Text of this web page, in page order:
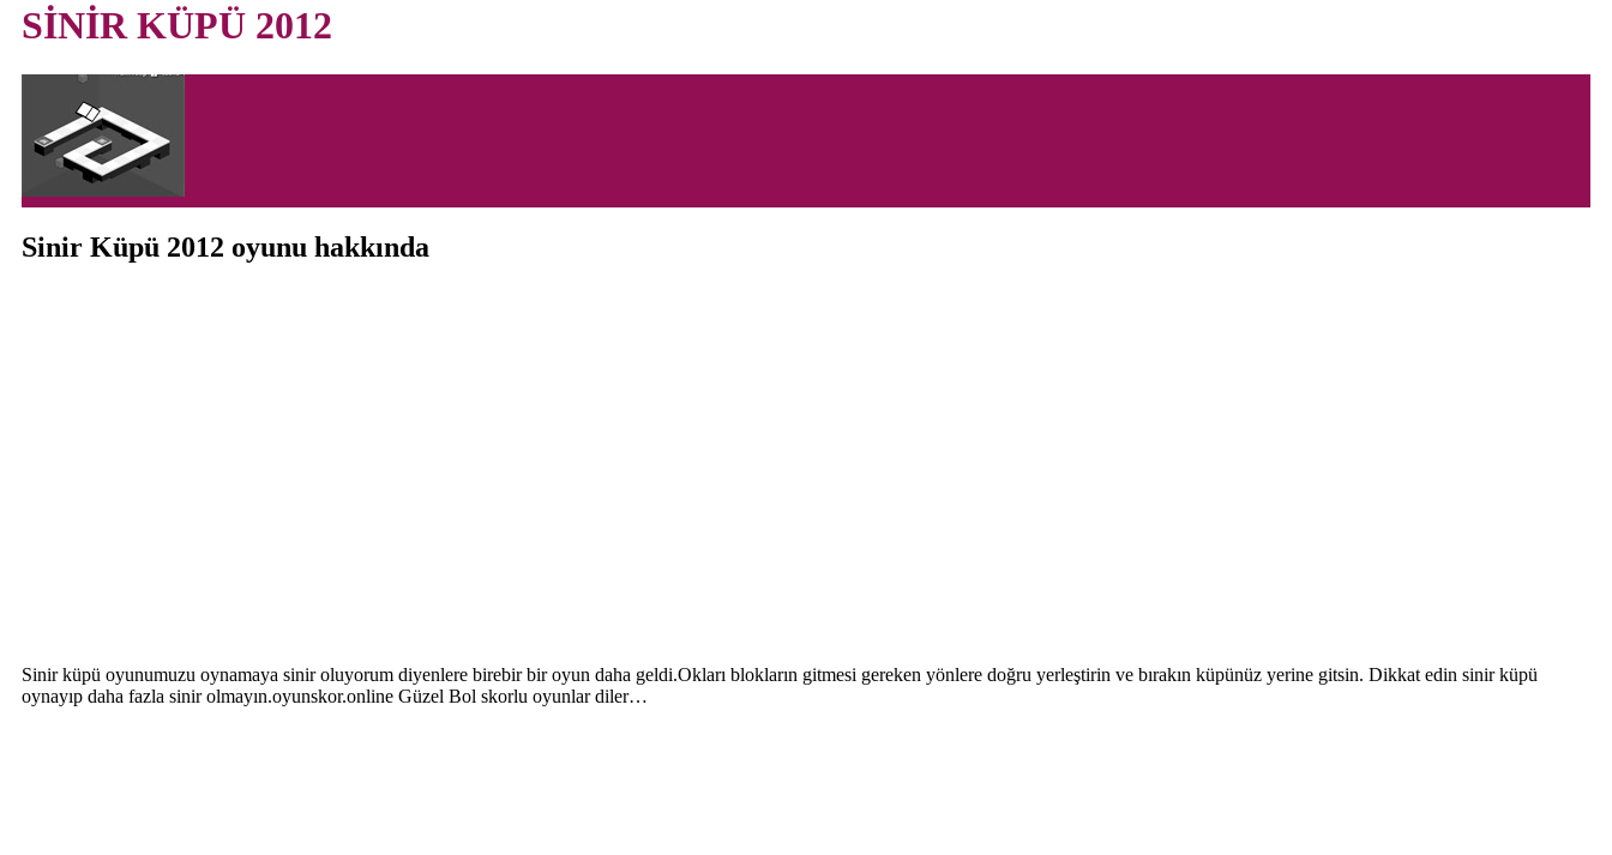
SİNİR KÜPÜ 2012
Sinir Küpü 2012 oyunu hakkında
Sinir küpü oyunumuzu oynamaya sinir oluyorum diyenlere birebir bir oyun daha geldi.Okları blokların gitmesi gereken yönlere doğru yerleştirin ve bırakın küpünüz yerine gitsin. Dikkat edin sinir küpü
oynayıp daha fazla sinir olmayın.oyunskor.online Güzel Bol skorlu oyunlar diler…